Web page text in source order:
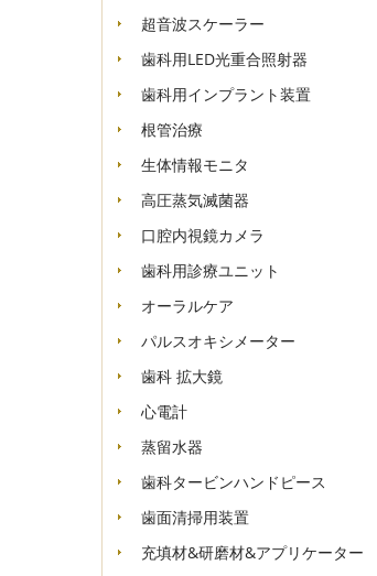
超音波スケーラー
歯科用LED光重合照射器
歯科用インプラント装置
根管治療
生体情報モニタ
高圧蒸気滅菌器
口腔内視鏡カメラ
歯科用診療ユニット
オーラルケア
パルスオキシメーター
歯科 拡大鏡
心電計
蒸留水器
歯科タービンハンドピース
歯面清掃用装置
充填材&研磨材&アプリケーター